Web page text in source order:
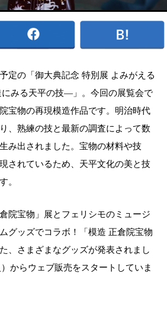
定の「御大典記念 特別展 よみがえる
みる天平の技―」。今回の展覧会で
宝物の再現模造作品です。明治時代
、熟練の技と最新の調査によって数
み出されました。宝物の材料や技
されているため、天平文化の美と技
。
院宝物」展とフェリシモのミュージ
グッズでコラボ！「模造 正倉院宝物
、さまざまなグッズが発表されまし
からウェブ販売をスタートしていま